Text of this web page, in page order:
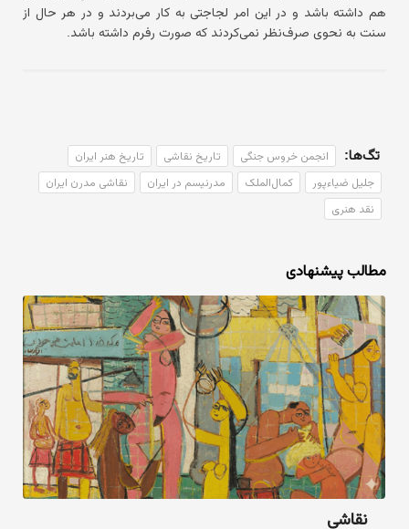
هم داشته باشد و در این امر لجاجتی به کار می‌بردند و در هر حال از
سنت به نحوی صرف‌نظر نمی‌کردند که صورت رفرم داشته باشد.
تگ‌ها: انجمن خروس جنگی تاریخ نقاشی تاریخ هنر ایران
جلیل ضیاءپور کمال‌الملک مدرنیسم در ایران نقاشی مدرن ایران
نقد هنری
مطالب پیشنهادی
نقاشی